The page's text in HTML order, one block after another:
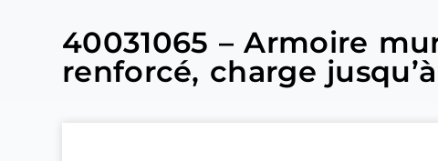
40031065 – Armoire
renforcé, charge